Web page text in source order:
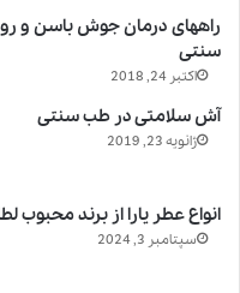
راههای درمان جوش باسن و
سنتی
اکتبر 24, 2018
آش سلامتی در طب سنتی
ژانویه 23, 2019
انواع عطر یارا از برند محبوب
سپتامبر 3, 2024